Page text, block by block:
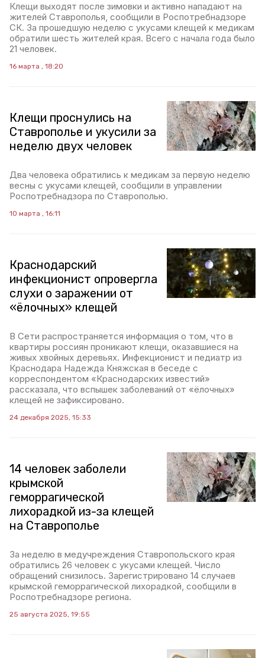
Клещи выходят после зимовки и активно нападают на
жителей Ставрополья, сообщили в Роспотребнадзоре
СК. За прошедшую неделю с укусами клещей к медикам
обратили шесть жителей края. Всего с начала года было
21 человек.
16 марта , 18:20
Клещи проснулись на
Ставрополье и укусили за
неделю двух человек
Два человека обратились к медикам за первую неделю
весны с укусами клещей, сообщили в управлении
Роспотребнадзора по Ставрополью.
10 марта , 16:11
Краснодарский
инфекционист опровергла
слухи о заражении от
«ёлочных» клещей
В Сети распространяется информация о том, что в
квартиры россиян проникают клещи, оказавшиеся на
живых хвойных деревьях. Инфекционист и педиатр из
Краснодара Надежда Княжская в беседе с
корреспондентом «Краснодарских известий»
рассказала, что вспышек заболеваний от «ёлочных»
клещей не зафиксировано.
24 декабря 2025, 15:33
14 человек заболели
крымской
геморрагической
лихорадкой из-за клещей
на Ставрополье
За неделю в медучреждения Ставропольского края
обратились 26 человек с укусами клещей. Число
обращений снизилось. Зарегистрировано 14 случаев
крымской геморрагической лихорадкой, сообщили в
Роспотребнадзоре региона.
25 августа 2025, 19:55